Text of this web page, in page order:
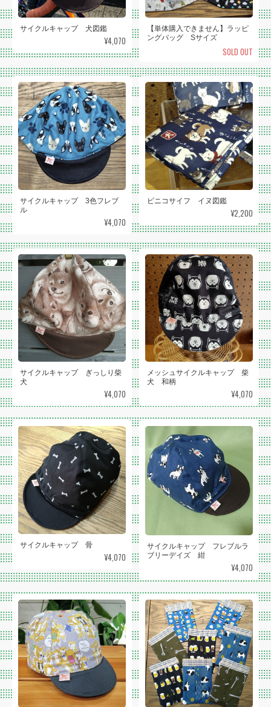
サイクルキャップ 犬図鑑
¥4,070
【単体購入できません】ラッピ
ングバッグ Sサイズ
SOLD OUT
サイクルキャップ 3色フレブ
ル
¥4,070
ビニコサイフ イヌ図鑑
¥2,200
サイクルキャップ ぎっしり柴
犬
¥4,070
メッシュサイクルキャップ 柴
犬 和柄
¥4,070
サイクルキャップ 骨
¥4,070
サイクルキャップ フレブルラ
ブリーデイズ 紺
¥4,070